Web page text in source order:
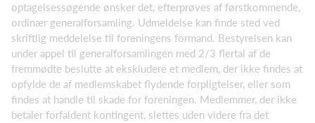
optagelsessøgende ønsker det, efterprøves af førstkommende,
ordinær generalforsamling. Udmeldelse kan finde sted ved
skriftlig meddelelse til foreningens formand. Bestyrelsen kan
under appel til generalforsamlingen med 2/3 flertal af de
fremmødte beslutte at ekskludere et medlem, der ikke findes at
opfylde de af medlem­skabet flydende forpligtelser, eller som
findes at handle til skade for foreningen. Medlemmer, der ikke
betaler forfaldent kontingent, slettes uden videre fra det